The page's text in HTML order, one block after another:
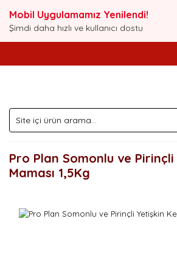
Mobil Uygulamamız Yenilendi!
Şimdi daha hızlı ve kullanıcı dostu
Pro Plan Somonlu ve
Maması 1,5Kg